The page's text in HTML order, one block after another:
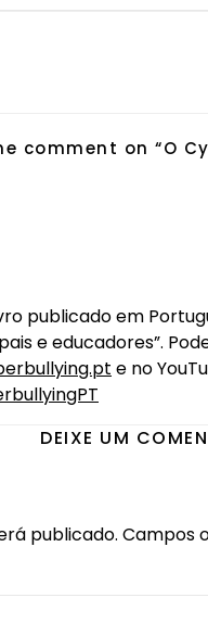
comment on “O
publicado em
e educadores”.
e no
DEIXE UM
publicado. Campos